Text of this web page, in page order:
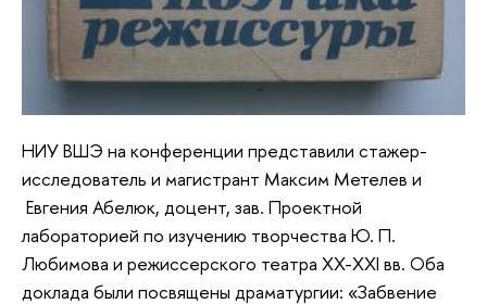
НИУ ВШЭ на конференции представили стажер-
исследователь и магистрант Максим Метелев и
Евгения Абелюк, доцент, зав. Проектной
лабораторией по изучению творчества Ю. П.
Любимова и режиссерского театра XX-XXI вв. Оба
доклада были посвящены драматургии: «Забвение